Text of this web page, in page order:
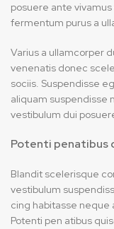
posuere ante
fermentum purus a
Varius a ullamcorper
venenatis donec
sociis. Suspendisse
aliquam suspendisse
vestibulum dui
Potenti penatibus
Blandit scelerisque
vestibulum
cing habitasse neque
Potenti pen atibus